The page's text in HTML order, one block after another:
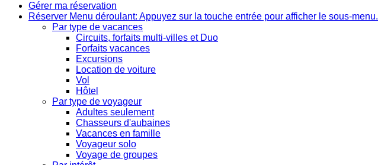
Gérer ma réservation
Réserver Menu déroulant: Appuyez sur la touche entrée pour afficher le sous-menu.
Par type de vacances
Circuits, forfaits multi-villes et Duo
Forfaits vacances
Excursions
Location de voiture
Vol
Hôtel
Par type de voyageur
Adultes seulement
Chasseurs d'aubaines
Vacances en famille
Voyageur solo
Voyage de groupes